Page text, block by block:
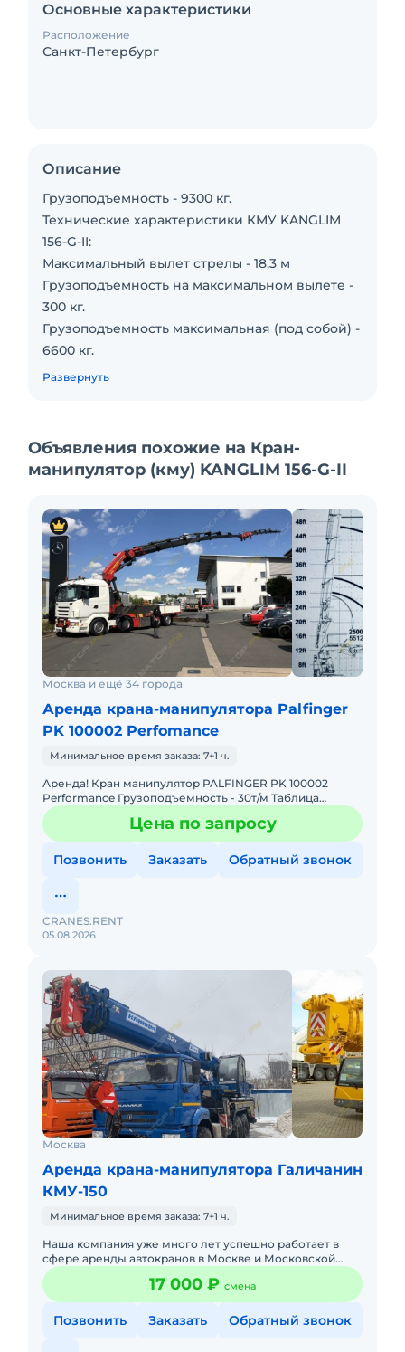
Основные характеристики
Расположение
Санкт-Петербург
Описание
Грузоподъемность - 9300 кг.
Технические характеристики КМУ KANGLIM
156-G-II:
Максимальный вылет стрелы - 18,3 м
Грузоподъемность на максимальном вылете -
300 кг.
Грузоподъемность максимальная (под собой) -
6600 кг.
Стоимость аренды – 1400руб./час
Выезд за КАД - 50 руб./км (считаем только в
одну сторону)
Развернуть
Объявления похожие на Кран-
манипулятор (кму) KANGLIM 156-G-II
Москва и ещё 34 города
Аренда крана-манипулятора Palfinger
PK 100002 Perfomance
Минимальное время заказа: 7+1 ч.
Аренда! Кран манипулятор PALFINGER PK 100002
Performance Грузоподъемность - 30т/м Таблица
Грузоподъемности: 4,4м - 19.000 кг 7,4м - 11.000 кг 11,1м -
7.
Цена по запросу
Позвонить Заказать Обратный звонок
05.08.2026
CRANES.RENT
Москва
Аренда крана-манипулятора Галичанин
КМУ-150
Минимальное время заказа: 7+1 ч.
Наша компания уже много лет успешно работает в
сфере аренды автокранов в Москве и Московской
Области. Мы предлагаем вам технику от различных
производителей с ра17 000 ₽ смена
Позвонить Заказать Обратный звонок